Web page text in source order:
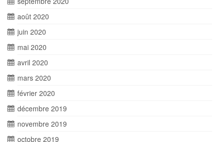
août 2020
juin 2020
mai 2020
avril 2020
mars 2020
février 2020
décembre 2019
novembre 2019
octobre 2019